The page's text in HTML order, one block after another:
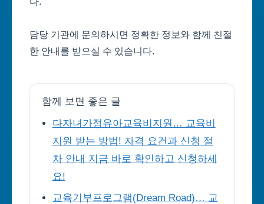
담당 기관에 문의하시면 정확한 정보와 함께 친절
한 안내를 받으실 수 있습니다.
함께 보면 좋은 글
다자녀가정유아교육비지원… 교육비
지원 받는 방법! 자격 요건과 신청 절
차 안내 지금 바로 확인하고 신청하세
요!
교육기부프로그램(Dream Road)… 교